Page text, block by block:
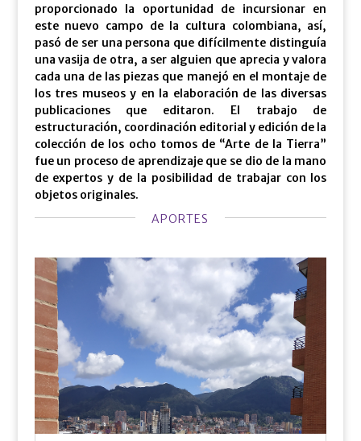
proporcionado la oportunidad de incursionar en
este nuevo campo d­e la cultura colombiana, así,
pasó de ser una persona que difícilmente distinguía
una vasija de otra, a ser alguien que aprecia y valora
cada una de las piezas que manejó en el montaje de
los tres museos y en la elaboración de las diversas
publicaciones que editaron. El trabajo de
estructuración, coordinación editorial y edición de la
colección de los ocho tomos de “Arte de la Tierra”
fue un proceso de aprendizaje que se dio de la mano
de expertos y de la posibilidad de trabajar con los
objetos originales.
APORTES